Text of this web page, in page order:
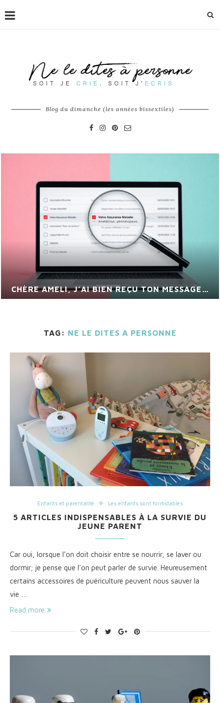
Blog du dimanche (les années bissextiles)
VIS MA VIE DE CHEF DE
TAG: NE LE DITES A PERSONNE
Enfants et parentalité Les enfants sont formidables
5 ARTICLES INDISPENSABLES À LA SURVIE DU
JEUNE PARENT
Car oui, lorsque l’on doit choisir entre se nourrir, se laver ou
dormir; je pense que l’on peut parler de survie. Heureusement
certains accessoires de puériculture peuvent nous sauver la
vie …
Read more